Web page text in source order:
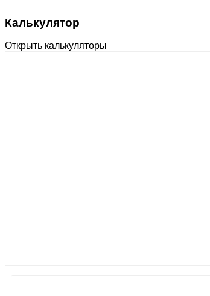
Калькулятор
Открыть калькуляторы